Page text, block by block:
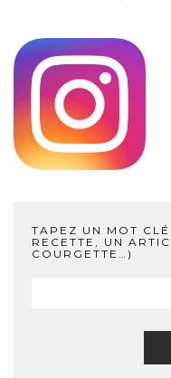
TAPEZ UN MOT
RECETTE, UN
COURGETTE…)